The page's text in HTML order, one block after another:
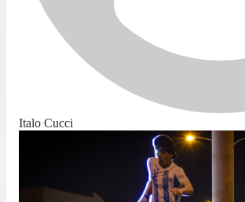
Italo Cucci